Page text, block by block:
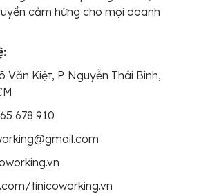
cảm hứng cho mọi doanh
Văn Kiệt, P. Nguyễn Thái Bình,
678 910
tinicoworking.vn